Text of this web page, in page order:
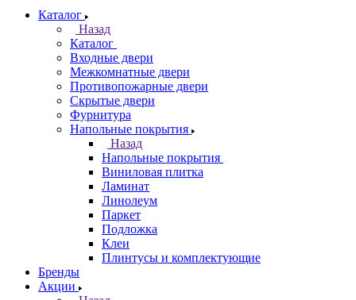
Каталог
Назад
Каталог
Входные двери
Межкомнатные двери
Противопожарные двери
Скрытые двери
Фурнитура
Напольные покрытия
Назад
Напольные покрытия
Виниловая плитка
Ламинат
Линолеум
Паркет
Подложка
Клеи
Плинтусы и комплектующие
Бренды
Акции